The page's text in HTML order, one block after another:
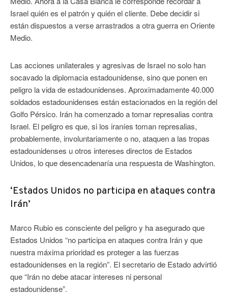
Israel quién es el patrón y quién el cliente. Debe decidir si
están dispuestos a verse arrastrados a otra guerra en Oriente
Medio.
Las acciones unilaterales y agresivas de Israel no solo han
socavado la diplomacia estadounidense, sino que ponen en
peligro la vida de estadounidenses. Aproximadamente 40.000
soldados estadounidenses están estacionados en la región del
Golfo Pérsico. Irán ha comenzado a tomar represalias contra
Israel. El peligro es que, si los iraníes toman represalias,
probablemente, involuntariamente o no, ataquen a las tropas
estadounidenses u otros intereses directos de Estados
Unidos, lo que desencadenaría una respuesta de Washington.
‘Estados Unidos no participa en ataques contra
Irán’
Marco Rubio es consciente del peligro y ha asegurado que
Estados Unidos “no participa en ataques contra Irán y que
nuestra máxima prioridad es proteger a las fuerzas
estadounidenses en la región”. El secretario de Estado advirtió
que “Irán no debe atacar intereses ni personal
estadounidense”.